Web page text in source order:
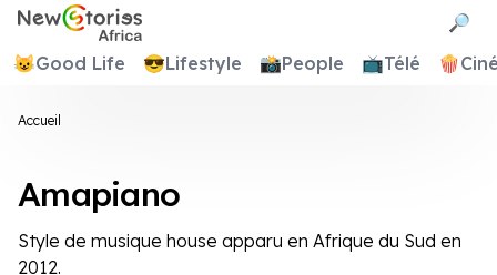
Newstories Africa
🔎
😺Good Life 😎Lifestyle 📸People 📺Télé 🍿
Accueil
Amapiano
Style de musique house apparu en Afrique du Sud en
2012.